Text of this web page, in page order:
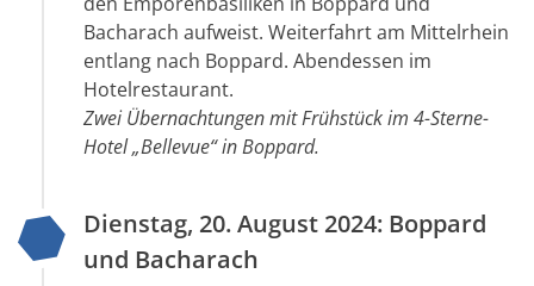
Bacharach aufweist. Weiterfahrt am Mittelrhein
entlang nach Boppard. Abendessen im
Hotelrestaurant.
Zwei Übernachtungen mit Frühstück im 4-Sterne-
Hotel „Bellevue“ in Boppard.
Dienstag, 20. August 2024: Boppard
und Bacharach